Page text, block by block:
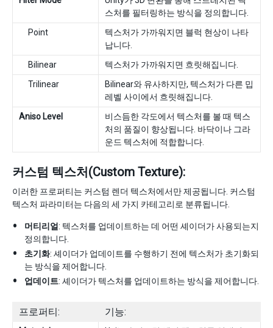
스처를 필터링하는 방식을 정의합니다.
Point
텍스처가 가까워지면 블럭 현상이 나타
납니다.
Bilinear
텍스처가 가까워지면 흐릿해집니다.
Trilinear
Bilinear와 유사하지만, 텍스처가 다른 밉
레벨 사이에서 흐릿해집니다.
Aniso Level
비스듬한 각도에서 텍스처를 볼 때 텍스
처의 품질이 향상됩니다. 바닥이나 그라
운드 텍스처에 적합합니다.
커스텀 텍스처(Custom Texture):
이러한 프로퍼티는 커스텀 렌더 텍스처에서만 제공됩니다. 커스텀
텍스처 파라미터는 다음의 세 가지 카테고리로 분류됩니다.
머티리얼: 텍스처를 업데이트하는 데 어떤 셰이더가 사용되는지
정의합니다.
초기화: 셰이더가 업데이트를 수행하기 전에 텍스처가 초기화되
는 방식을 제어합니다.
업데이트: 셰이더가 텍스처를 업데이트하는 방식을 제어합니다.
프로퍼티: 기능: